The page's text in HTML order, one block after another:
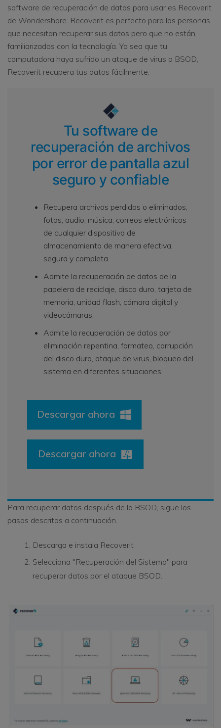
software de recuperación de datos para usar es Recoverit
de Wondershare. Recoverit es perfecto para las personas
que necesitan recuperar sus datos pero que no están
familiarizados con la tecnología. Ya sea que tu
computadora haya sufrido un ataque de virus o BSOD,
Recoverit recupera tus datos fácilmente.
Tu software de
recuperación de archivos
por error de pantalla azul
seguro y confiable
Recupera archivos perdidos o eliminados,
fotos, audio, música, correos electrónicos
de cualquier dispositivo de
almacenamiento de manera efectiva,
segura y completa.
Admite la recuperación de datos de la
papelera de reciclaje, disco duro, tarjeta de
memoria, unidad flash, cámara digital y
videocámaras.
Admite la recuperación de datos por
eliminación repentina, formateo, corrupción
del disco duro, ataque de virus, bloqueo del
sistema en diferentes situaciones.
Descargar ahora
Descargar ahora
Para recuperar datos después de la BSOD, sigue los
pasos descritos a continuación.
Descarga e instala Recoverit
Selecciona "Recuperación del Sistema" para
recuperar datos por el ataque BSOD.